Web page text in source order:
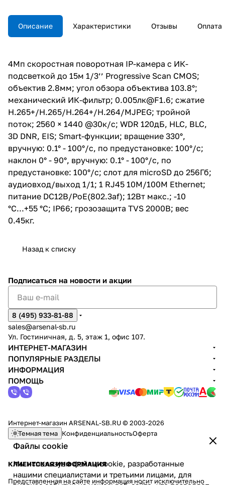
H.265+/H.265/H.264+/H.264/MJ
PEG; тройной поток; 2560 ×
1440 @30к/с; WDR 120дБ, HLC,
предустановке: 100°/с; наклон
0° - 90°, вручную: 0.1° - 100°/с,
по предустановке: 100°/с; слот
для microSD до 256Гб;
аудиовход/выход 1/1; 1 RJ45
10M/100M Ethernet; питание
DC12В/PoE(802.3af); 12Вт макс.;
-10 °C...+55 °C; IP66;
грозозащита TVS 2000B; вес
0.45кг.
Описание Характеристики Отзывы Оплата
4Мп скоростная поворотная IP-камера c ИК-
подсветкой до 15м 1/3’’ Progressive Scan CMOS;
объектив 2.8мм; угол обзора объектива 103.8°;
механический ИК-фильтр; 0.005лк@F1.6; сжатие
H.265+/H.265/H.264+/H.264/MJPEG; тройной
поток; 2560 × 1440 @30к/с; WDR 120дБ, HLC, BLC,
3D DNR, EIS; Smart-функции; вращение 330°,
вручную: 0.1° - 100°/с, по предустановке: 100°/с;
наклон 0° - 90°, вручную: 0.1° - 100°/с, по
предустановке: 100°/с; слот для microSD до 256Гб;
аудиовход/выход 1/1; 1 RJ45 10M/100M Ethernet;
питание DC12В/PoE(802.3af); 12Вт макс.; -10
°C...+55 °C; IP66; грозозащита TVS 2000B; вес
0.45кг.
Назад к списку
Файлы cookie
Мы используем файлы cookie, разработанные
нашими специалистами и третьими лицами, для
Подписаться на новости и акции
8 (495) 933-81-88
sales@arsenal-sb.ru
Ул. Гостиничная, д. 5, этаж 1, офис 107.
ИНТЕРНЕТ-МАГАЗИН
ПОПУЛЯРНЫЕ РАЗДЕЛЫ
ИНФОРМАЦИЯ
ПОМОЩЬ
Интернет-магазин ARSENAL-SB.RU © 2003-2026
Темная тема КонфиденциальностьОферта
КЛИЕНТСКАЯ ИНФОРМАЦИЯ
Представленная на сайте информация носит исключительно